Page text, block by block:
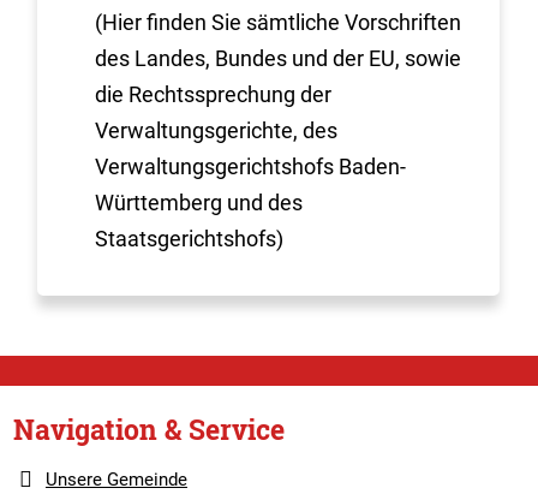
(Hier finden Sie sämtliche Vorschriften
des Landes, Bundes und der EU, sowie
die Rechtssprechung der
Verwaltungsgerichte, des
Verwaltungsgerichtshofs Baden-
Württemberg und des
Staatsgerichtshofs)
Navigation & Service
Unsere Gemeinde